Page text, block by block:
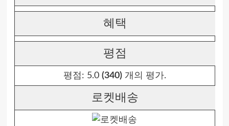
혜택
평점
평점: 5.0 (340)개의 평가.
로켓배송